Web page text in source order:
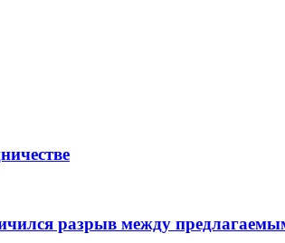
разрыв между